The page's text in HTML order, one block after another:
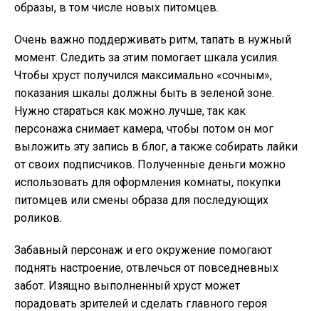
образы, в том числе новых питомцев.
Очень важно поддерживать ритм, тапать в нужный
момент. Следить за этим помогает шкала усилия.
Чтобы хруст получился максимально «сочным»,
показания шкалы должны быть в зеленой зоне.
Нужно стараться как можно лучше, так как
персонажа снимает камера, чтобы потом он мог
выложить эту запись в блог, а также собирать лайки
от своих подписчиков. Полученные деньги можно
использовать для оформления комнаты, покупки
питомцев или смены образа для последующих
роликов.
Забавный персонаж и его окружение помогают
поднять настроение, отвлечься от повседневных
забот. Изящно выполненный хруст может
порадовать зрителей и сделать главного героя